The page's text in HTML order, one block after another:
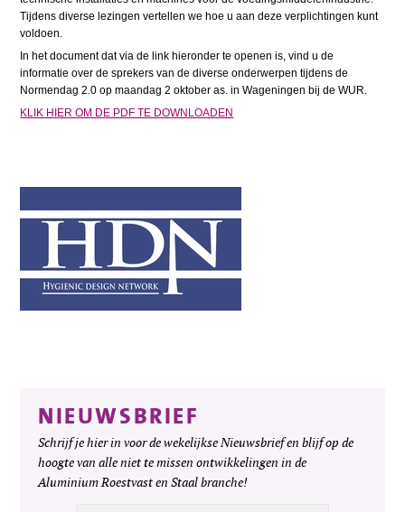
Tijdens diverse lezingen vertellen we hoe u aan deze verplichtingen kunt
voldoen.
In het document dat via de link hieronder te openen is, vind u de
informatie over de sprekers van de diverse onderwerpen tijdens de
Normendag 2.0 op maandag 2 oktober as. in Wageningen bij de WUR.
KLIK HIER OM DE PDF TE DOWNLOADEN
NIEUWSBRIEF
Schrijf je hier in voor de wekelijkse Nieuwsbrief en blijf op de
hoogte van alle niet te missen ontwikkelingen in de
Aluminium Roestvast en Staal branche!